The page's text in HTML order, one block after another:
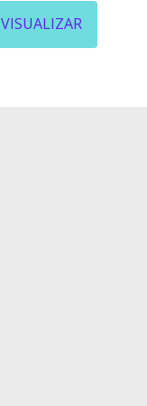
VISUALIZAR